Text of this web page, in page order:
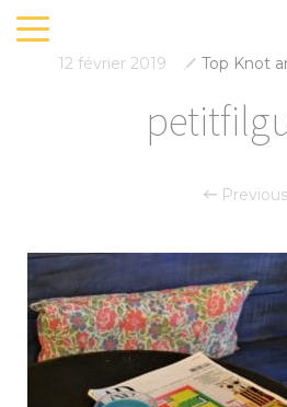
12 février 2019 Top Knot
Previous